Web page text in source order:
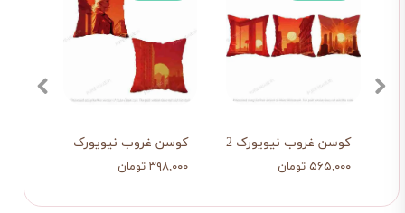
کوسن غروب نیویورک
۳۹۸,۰۰۰ تومان
کوسن غروب نیویورک 2
۵۶۵,۰۰۰ تومان